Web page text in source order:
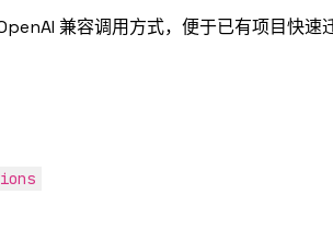
兼容调用方式，便于已有项目快速